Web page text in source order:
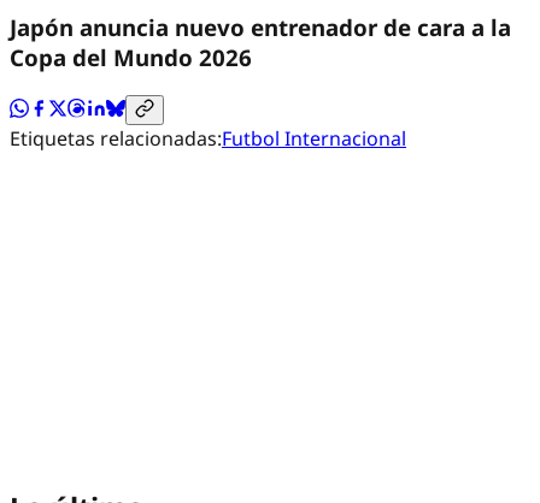
Japón anuncia nuevo entrenador de cara a la
Copa del Mundo 2026
Etiquetas relacionadas:Futbol Internacional